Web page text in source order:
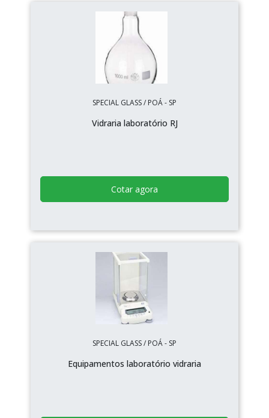
SPECIAL GLASS / POÁ - SP
Vidraria laboratório RJ
Cotar agora
SPECIAL GLASS / POÁ - SP
Equipamentos laboratório vidraria